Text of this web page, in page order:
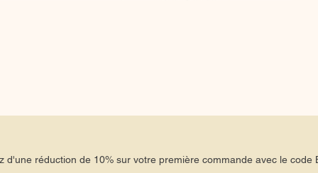
d'une réduction de 10% sur votre première commande avec le code